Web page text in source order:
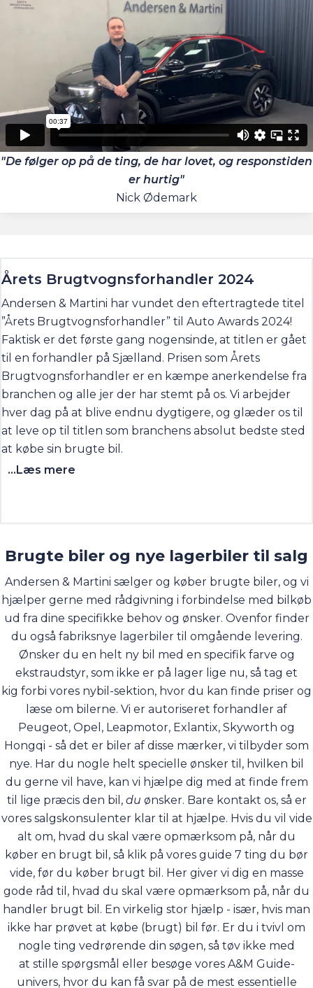
"De følger op på de ting, de har lovet, og responstiden
er hurtig"
Nick Ødemark
Årets Brugtvognsforhandler 2024
Andersen & Martini har vundet den eftertragtede titel
”Årets Brugtvognsforhandler” til Auto Awards 2024!
Faktisk er det første gang nogensinde, at titlen er gået
til en forhandler på Sjælland. Prisen som Årets
Brugtvognsforhandler er en kæmpe anerkendelse fra
branchen og alle jer der har stemt på os. Vi arbejder
hver dag på at blive endnu dygtigere, og glæder os til
at leve op til titlen som branchens absolut bedste sted
at købe sin brugte bil.
...Læs mere
Brugte biler og nye lagerbiler til salg
Andersen & Martini sælger og køber brugte biler, og vi
hjælper gerne med rådgivning i forbindelse med bilkøb
ud fra dine specifikke behov og ønsker. Ovenfor finder
du også fabriksnye lagerbiler til omgående levering.
Ønsker du en helt ny bil med en specifik farve og
ekstraudstyr, som ikke er på lager lige nu, så tag et
kig forbi vores nybil-sektion, hvor du kan finde priser og
læse om bilerne. Vi er autoriseret forhandler af
Peugeot, Opel, Leapmotor, Exlantix, Skyworth og
Hongqi - så det er biler af disse mærker, vi tilbyder som
nye. Har du nogle helt specielle ønsker til, hvilken bil
du gerne vil have, kan vi hjælpe dig med at finde frem
til lige præcis den bil, du ønsker. Bare kontakt os, så er
vores salgskonsulenter klar til at hjælpe. Hvis du vil vide
alt om, hvad du skal være opmærksom på, når du
køber en brugt bil, så klik på vores guide 7 ting du bør
vide, før du køber brugt bil . Her giver vi dig en masse
gode råd til, hvad du skal være opmærksom på, når du
handler brugt bil. En virkelig stor hjælp - især, hvis man
ikke har prøvet at købe (brugt) bil før. Er du i tvivl om
nogle ting vedrørende din søgen, så tøv ikke med
at stille spørgsmål eller besøge vores A&M Guide-
univers, hvor du kan få svar på de mest essentielle